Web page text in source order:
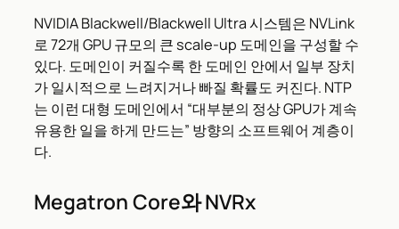
NVIDIA Blackwell/Blackwell Ultra 시스템은 NVLink
로 72개 GPU 규모의 큰 scale-up 도메인을 구성할 수
있다. 도메인이 커질수록 한 도메인 안에서 일부 장치
가 일시적으로 느려지거나 빠질 확률도 커진다. NTP
는 이런 대형 도메인에서 “대부분의 정상 GPU가 계속
유용한 일을 하게 만드는” 방향의 소프트웨어 계층이
다.
Megatron Core와 NVRx